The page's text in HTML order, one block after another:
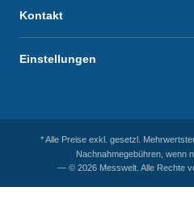
Kontakt
Einstellungen
* Alle Preise exkl. gesetzl.
Nachnahmegebühren, wenn
— © 2026 Messwelt. Alle Rechte